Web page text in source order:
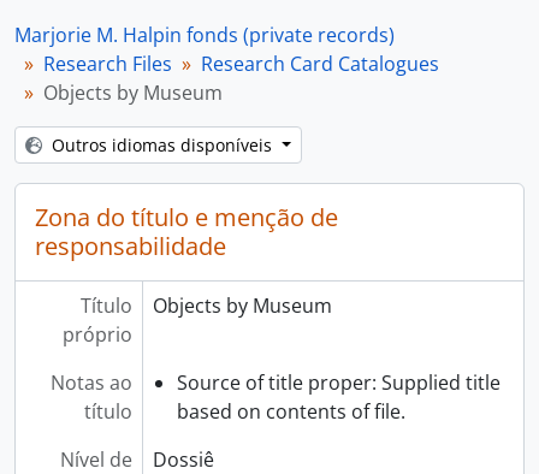
[Dossiê] 02 - Notes on Myths, Objects, n/d
[Dossiê] 03 - Notes on Language, Objects etc., n/d
[Dossiê] 04 - Laxkibu Cue Cards, n/d
[Sub-séries] G - Research Slides, 1970-1998
[Sub-séries] H - Research Posters and Maps, ca. 1967-1978
[Séries] 3 - Published and Unpublished Works, 1968-2000
[Séries] 4 - Community Service Files, 1972-2000
[Séries] 5 - Correspondence Files, 1924-2000, predominant 1966-2000.
Marjorie M. Halpin fonds (private records)
Research Files
Research Card Catalogues
Objects by Museum
Outros idiomas disponíveis
Zona do título e menção de
responsabilidade
Título
próprio
Objects by Museum
Notas ao
título
Source of title proper: Supplied title
based on contents of file.
Nível de
Dossiê